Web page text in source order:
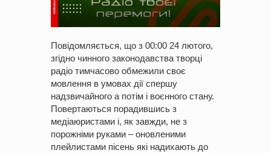
Повідомляється, що з 00:00 24 лютого,
згідно чинного законодавства творці
радіо тимчасово обмежили своє
мовлення в умовах дії спершу
надзвичайного а потім і воєнного стану.
Повертаються порадившись з
медіаюристами і, як завжди, не з
порожніми руками – оновленими
плейлистами пісень які надихають до